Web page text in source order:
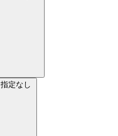
指定なし